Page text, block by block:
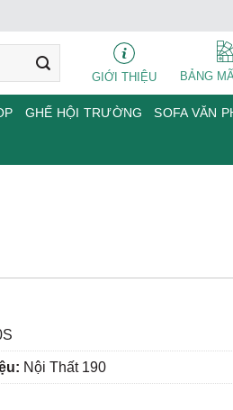
GIỚI THIỆU BẢNG
GHẾ HỘI TRƯỜNG SOFA VĂN
Nội Thất 190